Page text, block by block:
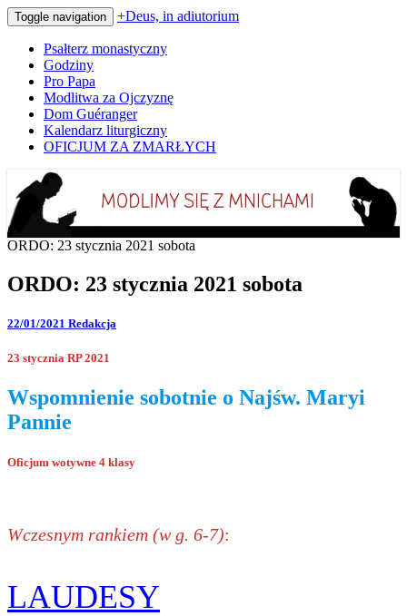
Toggle navigation +Deus, in adiutorium
Psałterz monastyczny
Godziny
Pro Papa
Modlitwa za Ojczyznę
Dom Guéranger
Kalendarz liturgiczny
OFICJUM ZA ZMARŁYCH
+Deus, in adiutorium
Codziennie modlimy się z mnichami
ORDO: 23 stycznia 2021 sobota
ORDO: 23 stycznia 2021 sobota
22/01/2021 Redakcja
23 stycznia RP 2021
Wspomnienie sobotnie o Najśw. Maryi
Pannie
Oficjum wotywne 4 klasy
Wczesnym rankiem (w g. 6-7):
LAUDESY